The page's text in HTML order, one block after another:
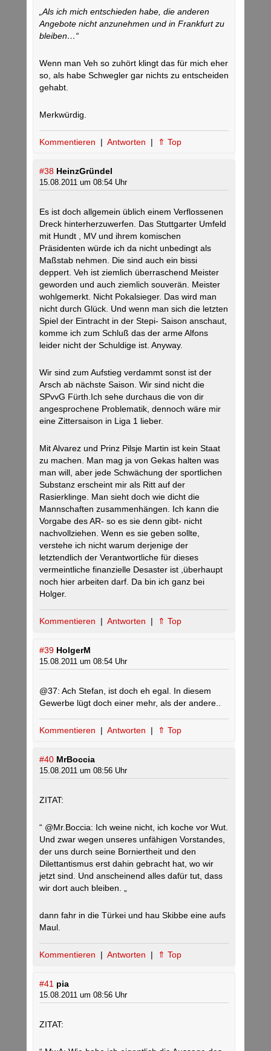
„Als ich mich entschieden habe, die anderen
Angebote nicht anzunehmen und in Frankfurt zu
bleiben…“
Wenn man Veh so zuhört klingt das für mich eher
so, als habe Schwegler gar nichts zu entscheiden
gehabt.
Merkwürdig.
Kommentieren | Antworten | ⇑ Top
#38 HeinzGründel
15.08.2011 um 08:54 Uhr
Es ist doch allgemein üblich einem Verflossenen
Dreck hinterherzuwerfen. Das Stuttgarter Umfeld
mit Hundt , MV und ihrem komischen
Präsidenten würde ich da nicht unbedingt als
Maßstab nehmen. Die sind auch ein bissi
deppert. Veh ist ziemlich überraschend Meister
geworden und auch ziemlich souverän. Meister
wohlgemerkt. Nicht Pokalsieger. Das wird man
nicht durch Glück. Und wenn man sich die letzten
Spiel der Eintracht in der Stepi- Saison anschaut,
komme ich zum Schluß das der arme Alfons
leider nicht der Schuldige ist. Anyway.
Wir sind zum Aufstieg verdammt sonst ist der
Arsch ab nächste Saison. Wir sind nicht die
SPvvG Fürth.Ich sehe durchaus die von dir
angesprochene Problematik, dennoch wäre mir
eine Zittersaison in Liga 1 lieber.
Mit Alvarez und Prinz Pilsje Martin ist kein Staat
zu machen. Man mag ja von Gekas halten was
man will, aber jede Schwächung der sportlichen
Substanz erscheint mir als Ritt auf der
Rasierklinge. Man sieht doch wie dicht die
Mannschaften zusammenhängen. Ich kann die
Vorgabe des AR- so es sie denn gibt- nicht
nachvollziehen. Wenn es sie geben sollte,
verstehe ich nicht warum derjenige der
letztendlich der Verantwortliche für dieses
vermeintliche finanzielle Desaster ist ,überhaupt
noch hier arbeiten darf. Da bin ich ganz bei
Holger.
Kommentieren | Antworten | ⇑ Top
#39 HolgerM
15.08.2011 um 08:54 Uhr
@37: Ach Stefan, ist doch eh egal. In diesem
Gewerbe lügt doch einer mehr, als der andere..
Kommentieren | Antworten | ⇑ Top
#40 MrBoccia
15.08.2011 um 08:56 Uhr
ZITAT:
“ @Mr.Boccia: Ich weine nicht, ich koche vor Wut.
Und zwar wegen unseres unfähigen Vorstandes,
der uns durch seine Borniertheit und den
Dilettantismus erst dahin gebracht hat, wo wir
jetzt sind. Und anscheinend alles dafür tut, dass
wir dort auch bleiben. „
dann fahr in die Türkei und hau Skibbe eine aufs
Maul.
Kommentieren | Antworten | ⇑ Top
#41 pia
15.08.2011 um 08:56 Uhr
ZITAT: